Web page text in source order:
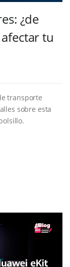
¿de
tu
transporte
sobre esta